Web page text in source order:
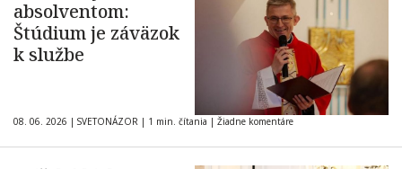
absolventom:
Štúdium je záväzok
k službe
08. 06. 2026 | SVETONÁZOR | 1 min. čítania | Žiadne komentáre